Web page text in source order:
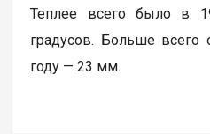
Теплее всего было в
градусов. Больше
году — 23 мм.